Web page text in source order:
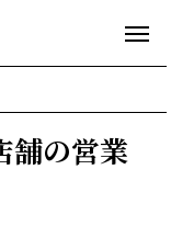
舗の営業